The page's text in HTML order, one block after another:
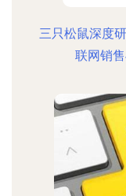
三只松鼠深度
联网销